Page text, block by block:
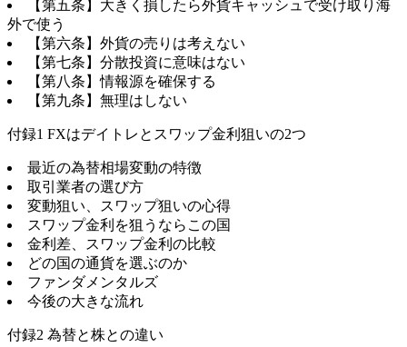
【第五条】大きく損したら外貨キャッシュで受け取り海
外で使う
【第六条】外貨の売りは考えない
【第七条】分散投資に意味はない
【第八条】情報源を確保する
【第九条】無理はしない
付録1 FXはデイトレとスワップ金利狙いの2つ
最近の為替相場変動の特徴
取引業者の選び方
変動狙い、スワップ狙いの心得
スワップ金利を狙うならこの国
金利差、スワップ金利の比較
どの国の通貨を選ぶのか
ファンダメンタルズ
今後の大きな流れ
付録2 為替と株との違い